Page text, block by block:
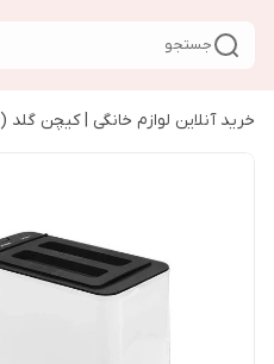
جستجو
خرید آنلاین لوازم خانگی | کیچن گلد (Kitchen Gold)